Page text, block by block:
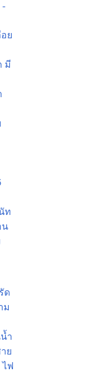
-
ย
มี
ท
น
ด
ม
ำ
ย
ฟ